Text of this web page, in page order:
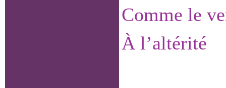
Comme le
À l’altérité